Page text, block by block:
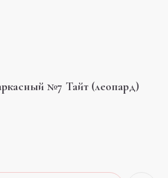
№7 Тайт (леопард)